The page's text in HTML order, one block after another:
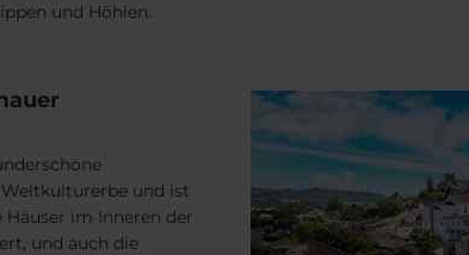
und Höhlen.
und ist
im Inneren der
und auch die